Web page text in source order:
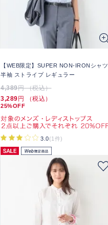
【WEB限定】SUPER NON-IRONシャツ
半袖 ストライプ レギュラー
4,389円 （税込）
3,289円 （税込）
25%OFF
3.0(1件)